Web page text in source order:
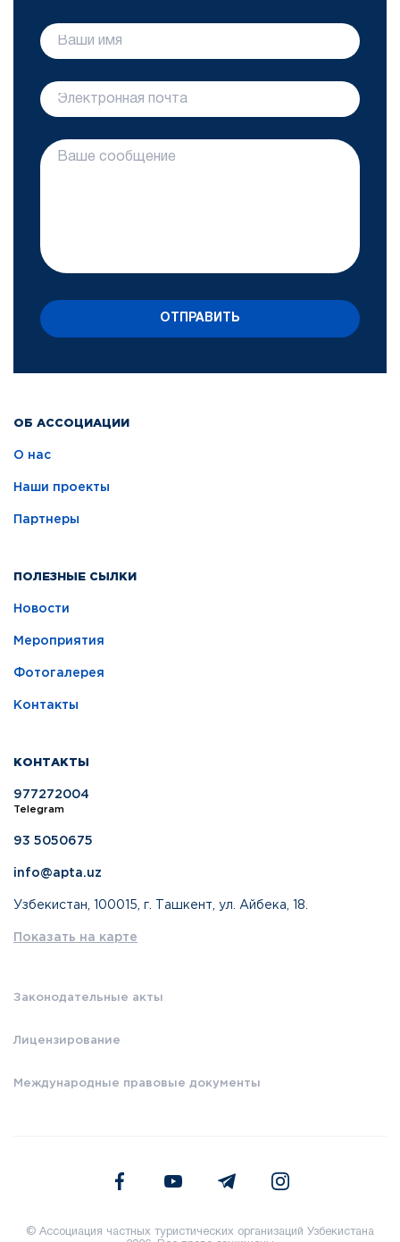
ОБ АССОЦИАЦИИ
О нас
Наши проекты
Партнеры
ПОЛЕЗНЫЕ СЫЛКИ
Новости
Мероприятия
Фотогалерея
Контакты
КОНТАКТЫ
977272004
Telegram
93 5050675
info@apta.uz
Узбекистан, 100015, г. Ташкент, ул. Айбека, 18.
Показать на карте
Законодательные акты
Лицензирование
Международные правовые документы
ОТПРАВИТЬ
© Ассоциация частных туристических организаций Узбекистана